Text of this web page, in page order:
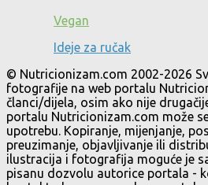
Vegan
Ideje za ručak
© Nutricionizam.com 2002-2026
fotografije na web portalu
članci/dijela, osim ako nije
portalu Nutricionizam.com može
upotrebu. Kopiranje, mijenjanje,
preuzimanje, objavljivanje ili
ilustracija i fotografija moguće je
pisanu dozvolu autorice portala -